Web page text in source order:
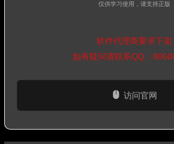
仅供学习使用，请支持正版
软件代理商要求下架
如有疑问请联系QQ：
访问官网